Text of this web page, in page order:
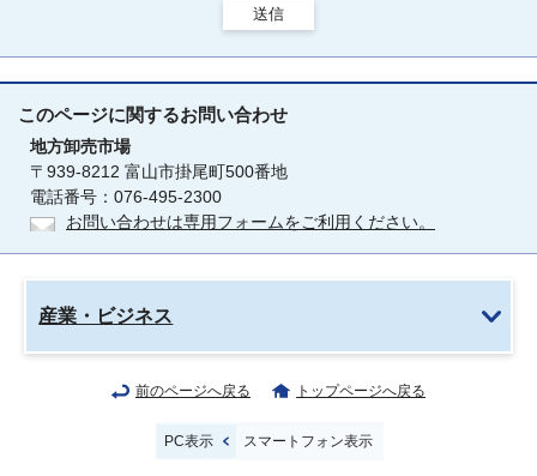
送信
このページに関するお問い合わせ
地方卸売市場
〒939-8212 富山市掛尾町500番地
電話番号：076-495-2300
お問い合わせは専用フォームをご利用ください。
産業・ビジネス
前のページへ戻る トップページへ戻る
PC表示 スマートフォン表示